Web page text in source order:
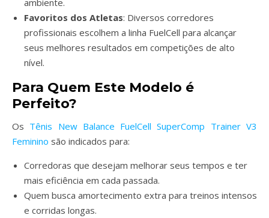
Favoritos dos Atletas: Diversos corredores
profissionais escolhem a linha FuelCell para alcançar
seus melhores resultados em competições de alto
nível.
Para Quem Este Modelo é
Perfeito?
Os Tênis New Balance FuelCell SuperComp Trainer V3
Feminino são indicados para:
Corredoras que desejam melhorar seus tempos e ter
mais eficiência em cada passada.
Quem busca amortecimento extra para treinos intensos
e corridas longas.